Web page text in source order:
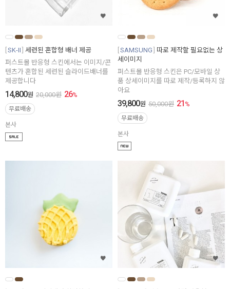
SK-II 세련된 혼합형 배너 제공
퍼스트몰 반응형 스킨에서는 이미지/콘
텐츠가 혼합된 세련된 슬라이드배너를
제공합니다
14,800원 20,000원 26%
무료배송
본사
SAMSUNG
따로 제작할 필요없는 상
세이미지
퍼스트몰 반응형 스킨은 PC/모바일 상
품 상세이미지를 따로 제작/등록하지 않
아요
39,800원 50,000원 21 %
무료배송
본사